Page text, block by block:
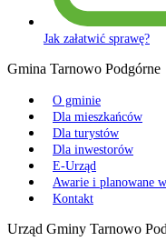
Jak załatwić sprawę?
Gmina Tarnowo Podgórne
O gminie
Dla mieszkańców
Dla turystów
Dla inwestorów
E-Urząd
Awarie i planowane
Kontakt
Urząd Gminy Tarnowo